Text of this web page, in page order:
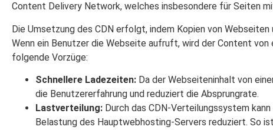
Content Delivery Network, welches insbesondere für Seiten
Die Umsetzung des CDN erfolgt, indem Kopien von
Wenn ein Benutzer die Webseite aufruft, wird der Content
folgende Vorzüge:
Schnellere Ladezeiten: Da der Webseiteninhalt von
die Benutzererfahrung und reduziert die Absprungrate.
Lastverteilung: Durch das CDN-Verteilungssystem
Belastung des Hauptwebhosting-Servers reduziert. So